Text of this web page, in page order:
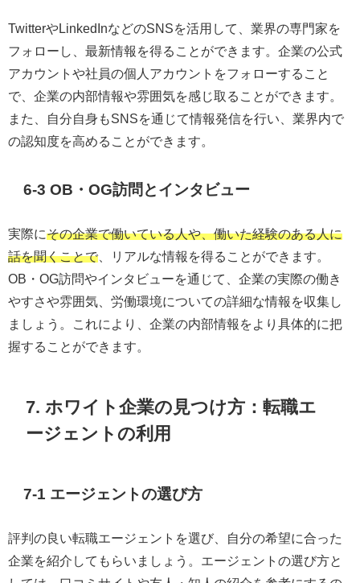
TwitterやLinkedInなどのSNSを活用して、業界の専門家を
フォローし、最新情報を得ることができます。企業の公式
アカウントや社員の個人アカウントをフォローすること
で、企業の内部情報や雰囲気を感じ取ることができます。
また、自分自身もSNSを通じて情報発信を行い、業界内で
の認知度を高めることができます。
6-3 OB・OG訪問とインタビュー
実際にその企業で働いている人や、働いた経験のある人に
話を聞くことで 、リアルな情報を得ることができます。
OB・OG訪問やインタビューを通じて、企業の実際の働き
やすさや雰囲気、労働環境についての詳細な情報を収集し
ましょう。これにより、企業の内部情報をより具体的に把
握することができます。
7. ホワイト企業の見つけ方：転職エ
ージェントの利用
7-1 エージェントの選び方
評判の良い転職エージェントを選び、自分の希望に合った
企業を紹介してもらいましょう。エージェントの選び方と